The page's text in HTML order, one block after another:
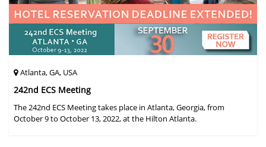
Atlanta, GA, USA
242nd ECS Meeting
The 242nd ECS Meeting takes place in Atlanta, Georgia, from
October 9 to October 13, 2022, at the Hilton Atlanta.